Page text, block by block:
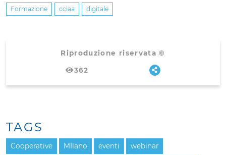
Formazione cciaa digitale
Riproduzione riservata ©
362
TAGS
Cooperative MIlano eventi webinar